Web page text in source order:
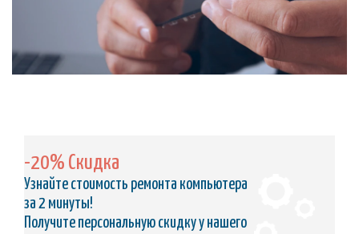
-20% Скидка
Узнайте стоимость ремонта компьютера
за 2 минуты!
Получите персональную скидку у нашего